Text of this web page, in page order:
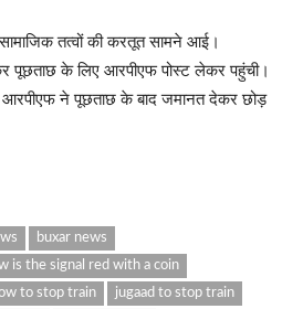
तत्वों की करतूत सामने आई।
पूछताछ के लिए आरपीएफ पोस्ट लेकर पहुंची।
ने पूछताछ के बाद जमानत देकर छोड़
buxar news
is the signal red with a coin
to stop train
jugaad to stop train